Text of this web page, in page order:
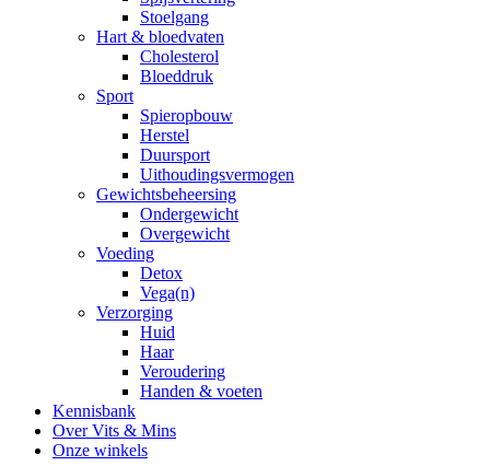
Stoelgang
Hart & bloedvaten
Cholesterol
Bloeddruk
Sport
Spieropbouw
Herstel
Duursport
Uithoudingsvermogen
Gewichtsbeheersing
Ondergewicht
Overgewicht
Voeding
Detox
Vega(n)
Verzorging
Huid
Haar
Veroudering
Handen & voeten
Kennisbank
Over Vits & Mins
Onze winkels